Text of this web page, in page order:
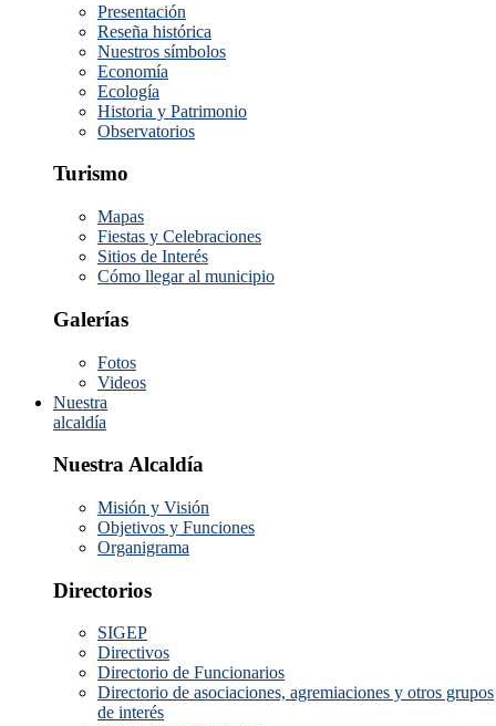
Presentación
Reseña histórica
Nuestros símbolos
Economía
Ecología
Historia y Patrimonio
Observatorios
Turismo
Mapas
Fiestas y Celebraciones
Sitios de Interés
Cómo llegar al municipio
Galerías
Fotos
Videos
Nuestra
alcaldía
Nuestra Alcaldía
Misión y Visión
Objetivos y Funciones
Organigrama
Directorios
SIGEP
Directivos
Directorio de Funcionarios
Directorio de asociaciones, agremiaciones y otros grupos
de interés